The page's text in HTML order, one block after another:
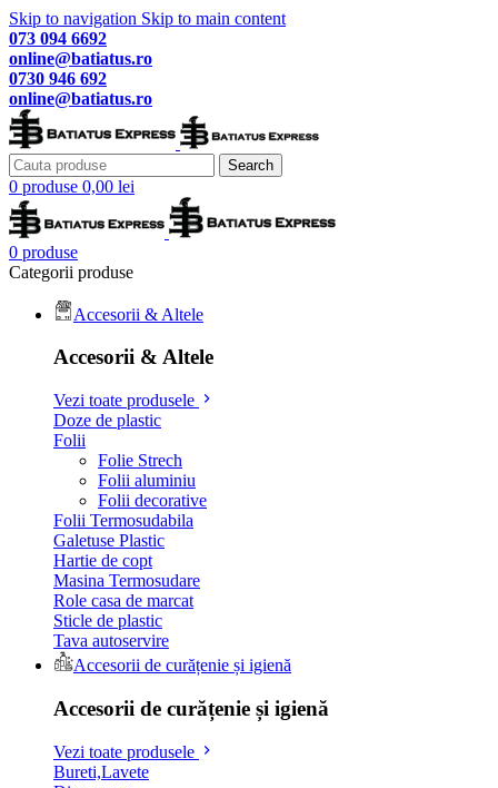
Skip to navigation Skip to main content
073 094 6692
online@batiatus.ro
0730 946 692
online@batiatus.ro
Search
0 produse 0,00 lei
0 produse
Categorii produse
Accesorii & Altele
Accesorii & Altele
Vezi toate produsele
Doze de plastic
Folii
Folie Strech
Folii aluminiu
Folii decorative
Folii Termosudabila
Galetuse Plastic
Hartie de copt
Masina Termosudare
Role casa de marcat
Sticle de plastic
Tava autoservire
Accesorii de curățenie și igienă
Accesorii de curățenie și igienă
Vezi toate produsele
Bureti,Lavete